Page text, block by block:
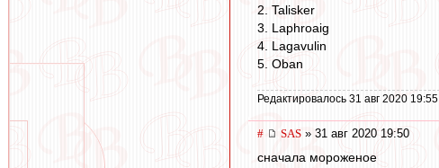
2. Talisker
3. Laphroaig
4. Lagavulin
5. Oban
Редактировалось 31 авг 2020 19:55
# SAS » 31 авг 2020 19:50
сначала мороженое